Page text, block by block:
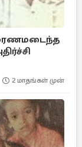
மரணமடைந்த
2 மாதங்கள் முன்